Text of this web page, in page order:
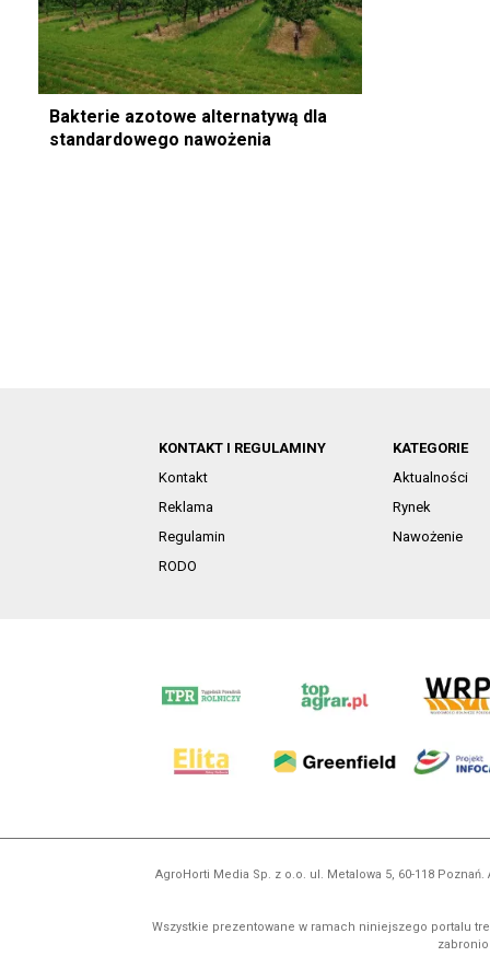
Bakterie azotowe alternatywą dla
standardowego nawożenia
KONTAKT I REGULAMINY
Kontakt
Reklama
Regulamin
RODO
KATEGORIE
Aktualności
Rynek
Nawożenie
AgroHorti Media Sp. z o.o. ul. Metalowa 5, 60-118
Wszystkie prezentowane w ramach niniejszego portalu